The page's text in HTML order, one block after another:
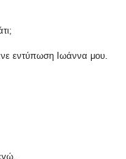
εντύπωση Ιωάννα μου.